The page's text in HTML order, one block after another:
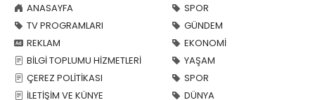
ANASAYFA
TV PROGRAMLARI
REKLAM
BİLGİ TOPLUMU HİZMETLERİ
ÇEREZ POLİTİKASI
İLETİŞİM VE KÜNYE
SPOR
GÜNDEM
EKONOMİ
YAŞAM
SPOR
DÜNYA